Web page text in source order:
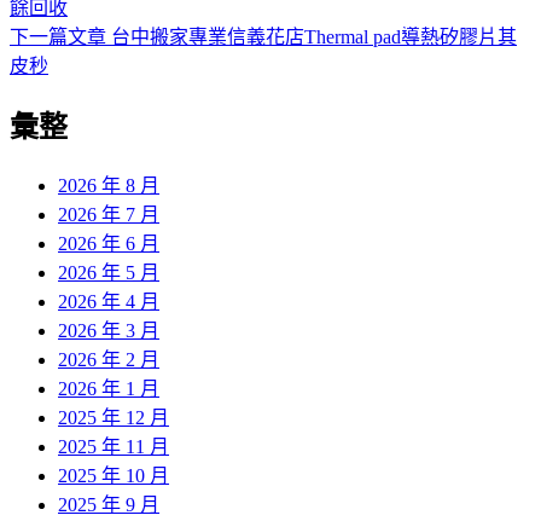
章
導
覽
篇
餘回收
下一篇文章 下
台中搬家專業信義花店Thermal pad導熱矽膠片其
皮秒
彙整
2026 年 8 月
2026 年 7 月
2026 年 6 月
2026 年 5 月
2026 年 4 月
2026 年 3 月
2026 年 2 月
2026 年 1 月
2025 年 12 月
2025 年 11 月
2025 年 10 月
2025 年 9 月